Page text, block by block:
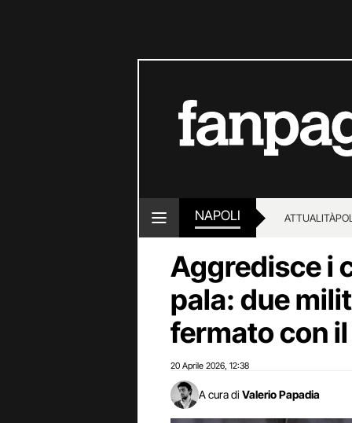
NAPOLI ATTUALITÀ
Aggredisce i
pala: due
fermato con
20 Aprile 2026 12:38
A cura di Valerio Papadia